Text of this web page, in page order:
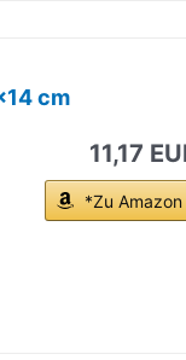
cm
11,17
*Zu Amazon